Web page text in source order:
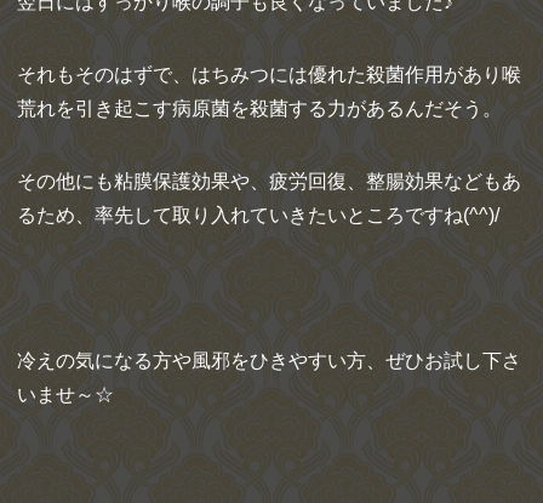
それもそのはずで、はちみつには優れた殺菌作用があり喉
荒れを引き起こす病原菌を殺菌する力があるんだそう。
その他にも粘膜保護効果や、疲労回復、整腸効果などもあ
るため、率先して取り入れていきたいところですね(^^)/
冷えの気になる方や風邪をひきやすい方、ぜひお試し下さ
いませ～☆